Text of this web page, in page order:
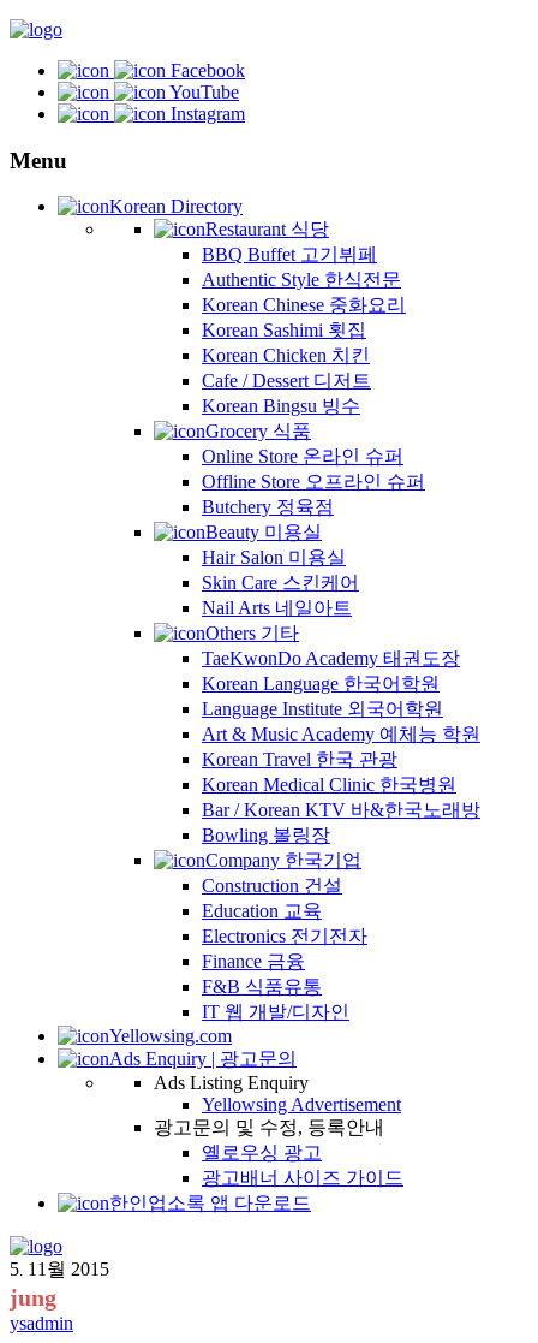
Facebook
YouTube
Instagram
Menu
Korean Directory
Restaurant 식당
BBQ Buffet 고기뷔페
Authentic Style 한식전문
Korean Chinese 중화요리
Korean Sashimi 횟집
Korean Chicken 치킨
Cafe / Dessert 디저트
Korean Bingsu 빙수
Grocery 식품
Online Store 온라인 슈퍼
Offline Store 오프라인 슈퍼
Butchery 정육점
Beauty 미용실
Hair Salon 미용실
Skin Care 스킨케어
Nail Arts 네일아트
Others 기타
TaeKwonDo Academy 태권도장
Korean Language 한국어학원
Language Institute 외국어학원
Art & Music Academy 예체능 학원
Korean Travel 한국 관광
Korean Medical Clinic 한국병원
Bar / Korean KTV 바&한국노래방
Bowling 볼링장
Company 한국기업
Construction 건설
Education 교육
Electronics 전기전자
Finance 금융
F&B 식품유통
IT 웹 개발/디자인
Yellowsing.com
Ads Enquiry | 광고문의
Ads Listing Enquiry
Yellowsing Advertisement
광고문의 및 수정, 등록안내
옐로우싱 광고
광고배너 사이즈 가이드
한인업소록 앱 다운로드
5. 11월 2015
jung
ysadmin